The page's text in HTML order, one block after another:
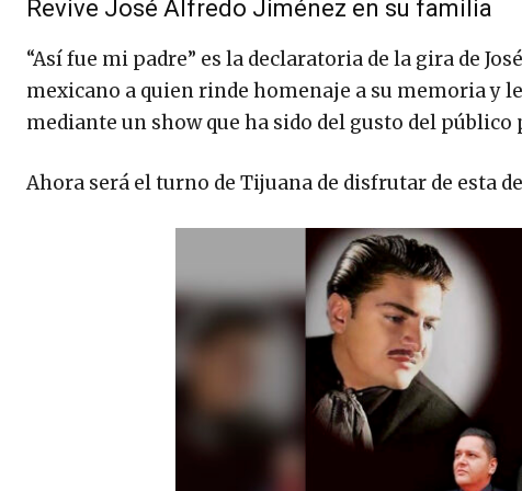
Revive José Alfredo Jiménez en su familia
“Así fue mi padre” es la declaratoria de la gira de
mexicano a quien rinde homenaje a su memoria y
mediante un show que ha sido del gusto del público
Ahora será el turno de Tijuana de disfrutar de esta de